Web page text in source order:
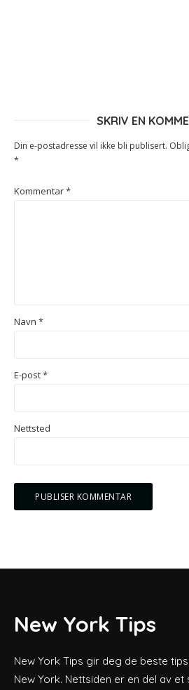
SKRIV EN
Din e-postadresse vil ikke bli publisert.
*
Kommentar*
Navn *
E-post*
Nettsted
New York Tips
New York Tips gir deg de beste
New York. Nettsiden er en del av